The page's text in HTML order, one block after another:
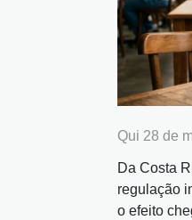
Qui 28 de
Da Costa
regulação
o efeito